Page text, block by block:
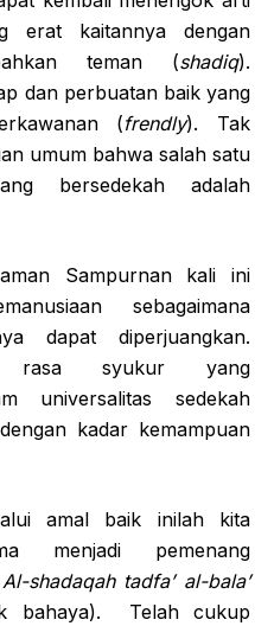
erat kaitannya dengan
teman (shadiq).
dan perbuatan baik yang
(frendly). Tak
umum bahwa salah satu
bersedekah adalah
Sampurnan kali ini
sebagaimana
dapat diperjuangkan.
rasa syukur yang
universalitas sedekah
kadar kemampuan
amal baik inilah kita
menjadi pemenang
Al-shadaqah tadfa’ al-bala’
bahaya). Telah cukup